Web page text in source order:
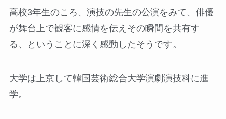
高校3年生のころ、演技の先生の公演をみて、俳優
が舞台上で観客に感情を伝えその瞬間を共有す
る、ということに深く感動したそうです。
大学は上京して韓国芸術総合大学演劇演技科に進
学。